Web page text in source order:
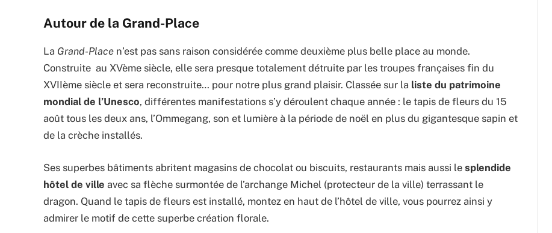
Autour de la Grand-Place
La Grand-Place n’est pas sans raison considérée comme deuxième plus belle place au monde.
Construite au XVème siècle, elle sera presque totalement détruite par les troupes françaises fin du
XVIIème siècle et sera reconstruite… pour notre plus grand plaisir. Classée sur la liste du patrimoine
mondial de l’Unesco, différentes manifestations s’y déroulent chaque année : le tapis de fleurs du 15
août tous les deux ans, l’Ommegang, son et lumière à la période de noël en plus du gigantesque sapin et
de la crèche installés.
Ses superbes bâtiments abritent magasins de chocolat ou biscuits, restaurants mais aussi le splendide
hôtel de ville avec sa flèche surmontée de l’archange Michel (protecteur de la ville) terrassant le
dragon. Quand le tapis de fleurs est installé, montez en haut de l’hôtel de ville, vous pourrez ainsi y
admirer le motif de cette superbe création florale.